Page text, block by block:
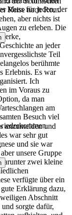
Muss für jeden, der
Reise nach Rom.
aber nichts ist
zu erleben. Die
an jeder
Teil
berühmte
Erlebnis. Es war
Ich
im Voraus zu
da man
am
Besuch viel
anzumelden und
war sehr gut
und sie war
unsere Gruppe
zwei kleine
verfügte über ein
Erklärung dazu,
Abschnitt
sorgte dafür,